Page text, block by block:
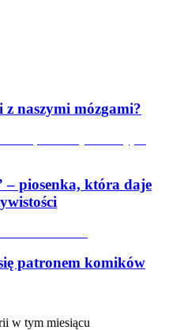
naszymi mózgami?
– piosenka, która daje
patronem komików
w tym miesiącu